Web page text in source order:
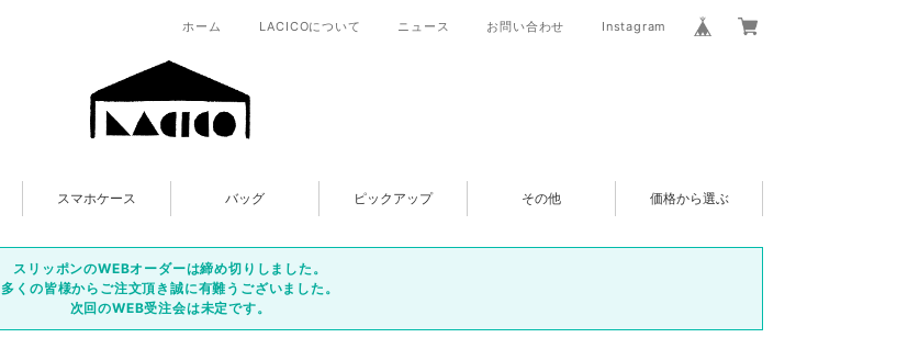
ホーム LACICOについて ニュース お問い合わせ Instagram
スマホケース バッグ ピックアップ その他 価格から選ぶ
スリッポンのWEBオーダーは締め切りしました。
多くの皆様からご注文頂き誠に有難うございました。
次回のWEB受注会は未定です。